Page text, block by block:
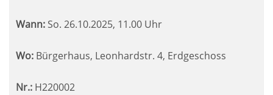
Wann: So. 26.10.2025, 11.00 Uhr
Wo: Bürgerhaus, Leonhardstr. 4, Erdgeschoss
Nr.: H220002